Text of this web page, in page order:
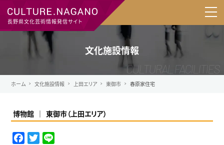
長野県文化芸術情報発信サイト
文化施設情報
ホーム 文化施設情報 上田エリア 東御市 春原家住宅
博物館 東御市（上田エリア）
F
T